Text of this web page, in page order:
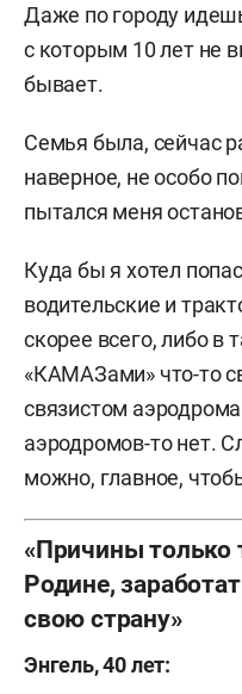
Даже по городу
с которым 10 лет не
бывает.
Семья была, сейчас
наверное, не особо
пытался меня
Куда бы я хотел
водительские и
скорее всего, либо в
«КАМАЗами» что-то
связистом
аэродромов-то нет.
можно, главное,
«Причины только
Родине,
свою страну»
Энгель, 40 лет: